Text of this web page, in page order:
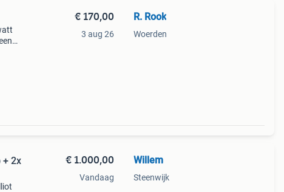
€ 170,00
3 aug 26
R. Rook
Woerden
+ 2x
€ 1.000,00
Vandaag
Willem
Steenwijk